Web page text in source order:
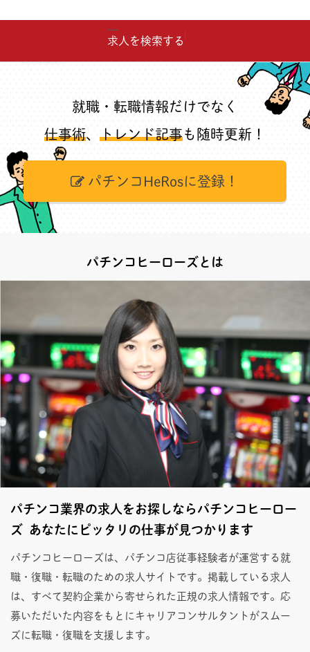
求人を検索する
就職・転職情報だけでなく
仕事術、 トレンド記事も随時更新！
パチンコHeRosに登録！
パチンコヒーローズとは
パチンコ業界の求人をお探しならパチンコヒーロー
ズ あなたにピッタリの仕事が見つかります
パチンコヒーローズは、パチンコ店従事経験者が運営する就
職・復職・転職のための求人サイトです。掲載している求人
は、すべて契約企業から寄せられた正規の求人情報です。応
募いただいた内容をもとにキャリアコンサルタントがスムー
ズに転職・復職を支援します。